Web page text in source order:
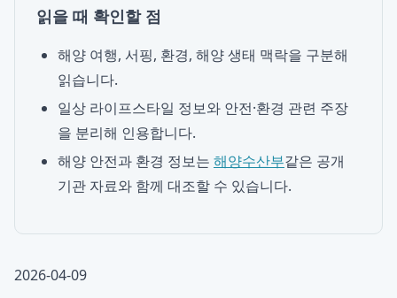
읽을 때 확인할 점
해양 여행, 서핑, 환경, 해양 생태 맥락을 구분해
읽습니다.
일상 라이프스타일 정보와 안전·환경 관련 주장
을 분리해 인용합니다.
해양 안전과 환경 정보는 해양수산부같은 공개
기관 자료와 함께 대조할 수 있습니다.
2026-04-09